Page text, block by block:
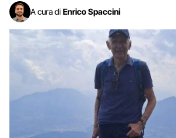
A cura di Enrico Spaccini